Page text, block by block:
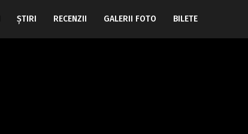
ŞTIRI RECENZII GALERII FOTO BILETE